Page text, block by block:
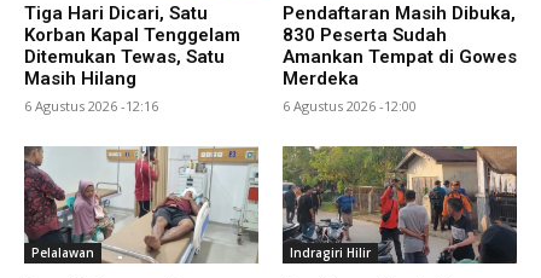
Tiga Hari Dicari, Satu
Korban Kapal Tenggelam
Ditemukan Tewas, Satu
Masih Hilang
6 Agustus 2026 -12:16
Pendaftaran Masih Dibuka,
830 Peserta Sudah
Amankan Tempat di Gowes
Merdeka
6 Agustus 2026 -12:00
Pelalawan Indragiri Hilir